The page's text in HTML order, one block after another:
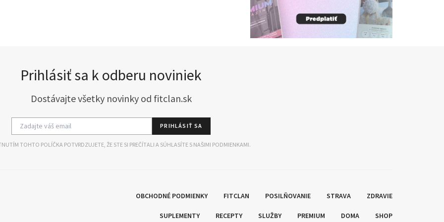
Prihlásiť sa k odberu noviniek
Dostávajte všetky novinky od fitclan.sk
PRIHLÁSIŤ SA
TOHTO POLÍČKA POTVRDZUJETE, ŽE STE SI PREČÍTALI A SÚHLASÍTE S NAŠIMI PODMIENKAMI.
OBCHODNÉ PODMIENKY FITCLAN POSILŇOVANIE STRAVA ZDRAVIE
SUPLEMENTY RECEPTY SLUŽBY PREMIUM DOMA SHOP